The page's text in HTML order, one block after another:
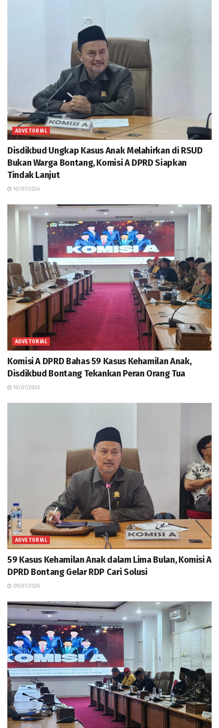
ADVETORIAL
Disdikbud Ungkap Kasus Anak Melahirkan di RSUD
Bukan Warga Bontang, Komisi A DPRD Siapkan
Tindak Lanjut
10/07/2026
ADVETORIAL
Komisi A DPRD Bahas 59 Kasus Kehamilan Anak,
Disdikbud Bontang Tekankan Peran Orang Tua
10/07/2026
ADVETORIAL
59 Kasus Kehamilan Anak dalam Lima Bulan, Komisi A
DPRD Bontang Gelar RDP Cari Solusi
09/07/2026